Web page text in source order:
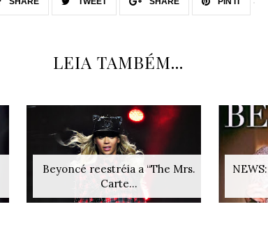
LEIA TAMBÉM...
Beyoncé reestréia a “The Mrs.
Carte...